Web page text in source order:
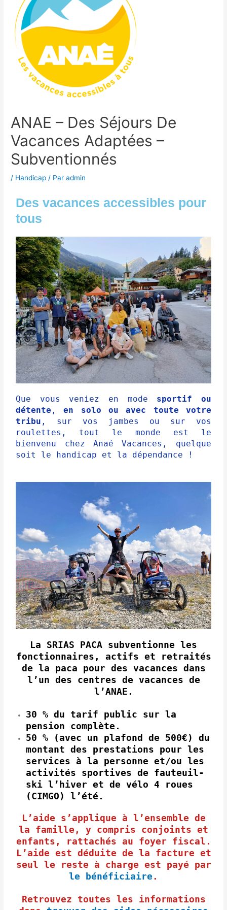
ANAE – Des Séjours De
Vacances Adaptées –
Subventionnés
/ Handicap / Paradmin
Des vacances accessibles pour
tous
Que vous veniez en mode sportif ou
détente ,en solo ou avec toute votre
tribu , sur vos jambes ou sur vos
roulettes, tout le monde est le
bienvenu chez Anaé Vacances, quelque
soit le handicap et la dépendance !
La SRIAS PACA subventionne les
fonctionnaires, actifs et retraités
de la paca pour des vacances dans
l’un des centres de vacances de
l’ANAE.
30 % du tarif public sur la
pension complète.
50 % (avec un plafond de 500€) du
montant des prestations pour les
services à la personne et/ou les
activités sportives de fauteuil-
ski l’hiver et de vélo 4 roues
(CIMGO) l’été.
L’aide s’applique à l’ensemble de
la famille, y compris conjoints et
enfants, rattachés au foyer fiscal.
L’aide est déduite de la facture et
seul le reste à charge est payé par
le bénéficiaire.
Retrouvez toutes les informations